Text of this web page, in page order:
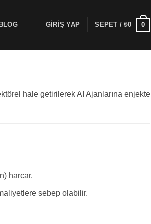
BLOG GIRIŞ YAP SEPET /₺0 0
hale getirilerek AI Ajanlarına enjekte
harcar.
sebep olabilir.